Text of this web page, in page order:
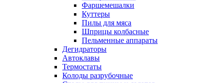
Фаршемешалки
Куттеры
Пилы для мяса
Шприцы колбасные
Пельменные аппараты
Дегидраторы
Автоклавы
Термостаты
Колоды разрубочные